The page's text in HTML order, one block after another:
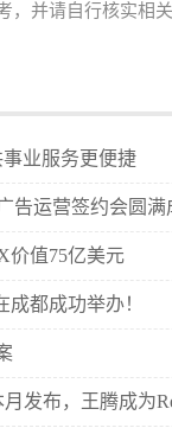
，并请自行核实相
业服务更便捷
告运营签约会圆满
价值75亿美元
都成功举办！
发布，王腾成为